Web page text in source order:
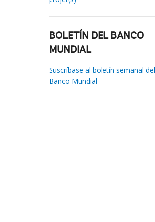
BOLETÍN DEL BANCO
MUNDIAL
Suscríbase al boletín semanal del
Banco Mundial